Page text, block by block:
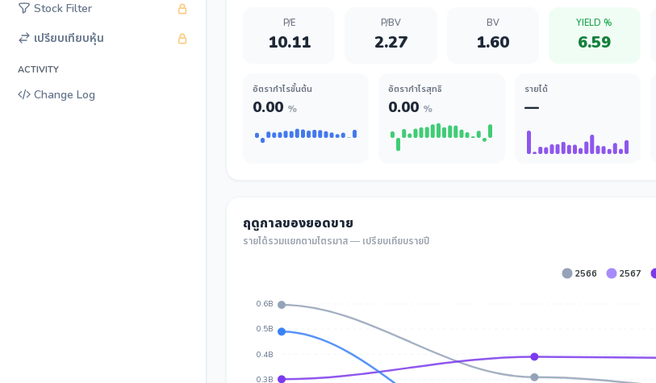
Stock Filter
เปรียบเทียบหุ้น
ACTIVITY
Change Log
P/E
10.11
P/BV
2.27
BV
1.60
YIELD %
6.59
อัตรากำไรขั้นต้น
0.00 %
อัตรากำไรสุทธิ
0.00 %
รายได้
—
ฤดูกาลของยอดขาย
รายได้รวมแยกตามไตรมาส — เปรียบเทียบรายปี
2566 2567
0.6B
0.5B
0.4B
0.3B